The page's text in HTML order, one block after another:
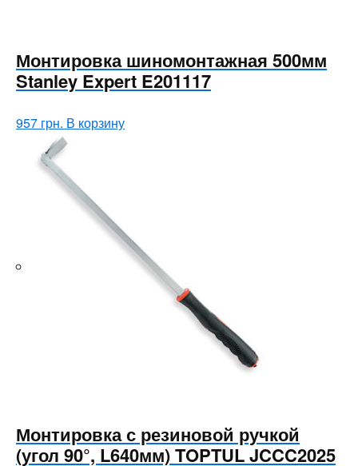
Монтировка шиномонтажная 500мм
Stanley Expert E201117
957 грн. В корзину
Монтировка с резиновой ручкой
(угол 90°, L640мм) TOPTUL JCCC2025